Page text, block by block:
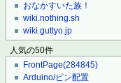
おなかすいた族！
wiki.nothing.sh
wiki.guttyo.jp
人気の50件
FrontPage(284845)
Arduino/ピン配置